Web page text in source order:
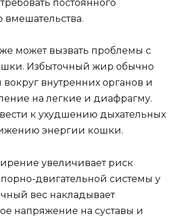
постоянного
может вызвать проблемы с
Избыточный жир обычно
вокруг внутренних органов и
на легкие и диафрагму.
к ухудшению дыхательных
энергии кошки.
увеличивает риск
двигательной системы у
вес накладывает
напряжение на суставы и